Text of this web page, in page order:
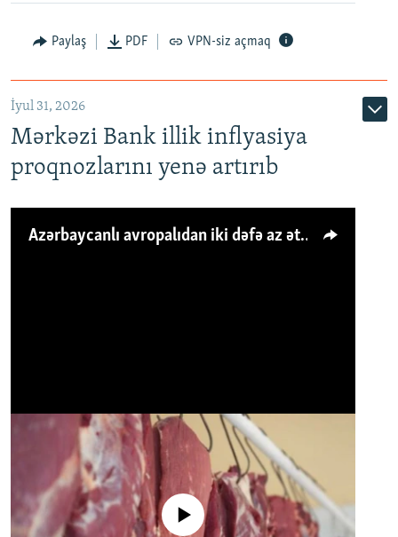
Paylaş PDF VPN-siz açmaq
İyul 31, 2026
Mərkəzi Bank illik inflyasiya
proqnozlarını yenə artırıb
Azərbaycanlı avropalıdan iki dəfə az ət yeyir, amma... 'Qiymət artımı qaçılmazdır'
No media source currently available